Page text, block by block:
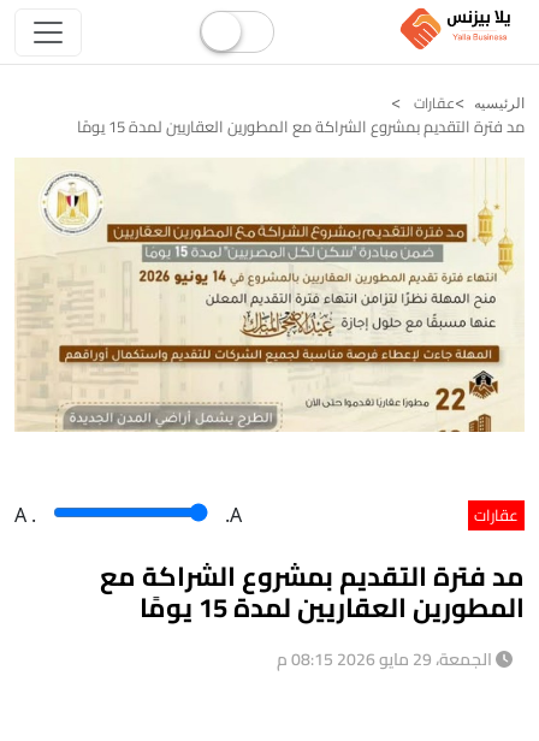
الرئيسيه عقارات
مد فترة التقديم بمشروع الشراكة مع المطورين العقاريين لمدة 15 يومًا
عقارات A . .A
مد فترة التقديم بمشروع الشراكة مع
المطورين العقاريين لمدة 15 يومًا
الجمعة، 29 مايو 2026 08:15 م